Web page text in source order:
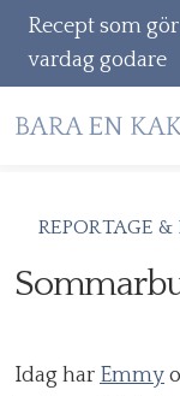
Recept som
vardag godare
till
Sök
REPORTAGE
Idag har Emmy